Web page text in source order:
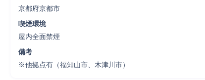
京都府京都市
喫煙環境
屋内全面禁煙
備考
※他拠点有（福知山市、木津川市）